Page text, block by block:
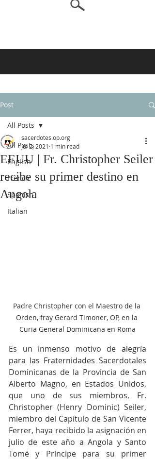
Post
All Posts
English
French
Spanish
Italian
All Posts
EEUU | Fr. Christopher Seiler
recibe su primer destino en
Angola
sacerdotes.op.org
Jul 2, 2021 1 min read
Padre Christopher con el Maestro de la
Orden, fray Gerard Timoner, OP, en la
Curia General Dominicana en Roma
Es un inmenso motivo de alegría
para las Fraternidades Sacerdotales
Dominicanas de la Provincia de San
Alberto Magno, en Estados Unidos,
que uno de sus miembros, Fr.
Christopher (Henry Dominic) Seiler,
miembro del Capítulo de San Vicente
Ferrer, haya recibido la asignación en
julio de este año a Angola y Santo
Tomé y Príncipe para su primer